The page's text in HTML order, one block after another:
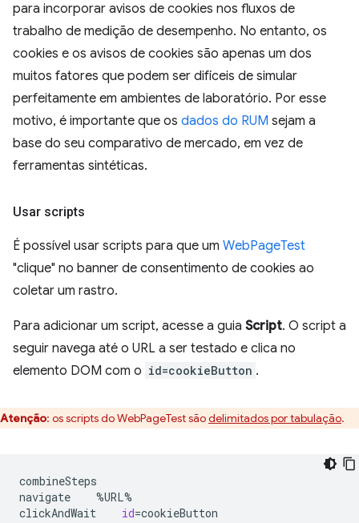
para incorporar avisos de cookies nos fluxos de
trabalho de medição de desempenho. No entanto, os
cookies e os avisos de cookies são apenas um dos
muitos fatores que podem ser difíceis de simular
perfeitamente em ambientes de laboratório. Por esse
motivo, é importante que os dados do RUM sejam a
base do seu comparativo de mercado, em vez de
ferramentas sintéticas.
Usar scripts
É possível usar scripts para que um WebPageTest
"clique" no banner de consentimento de cookies ao
coletar um rastro.
Para adicionar um script, acesse a guia Script. O script a
seguir navega até o URL a ser testado e clica no
elemento DOM com o id=cookieButton .
Atenção: os scripts do WebPageTest sãodelimitados por tabulação.
combineSteps
navigate
%URL%
clickAndWait
id=